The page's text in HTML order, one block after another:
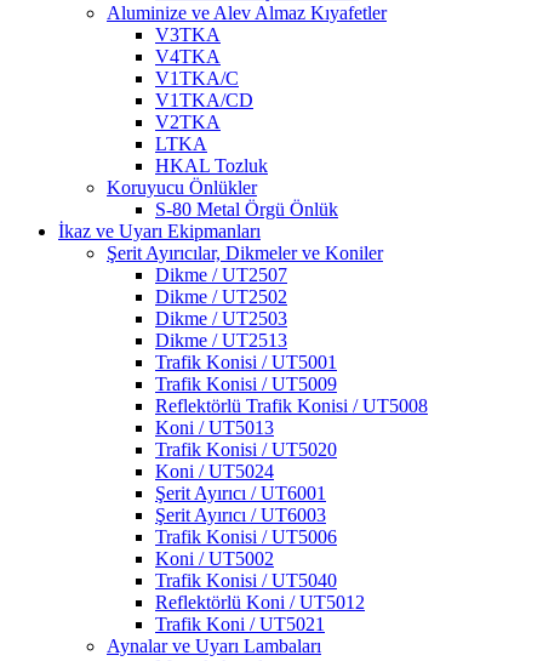
Aluminize ve Alev Almaz Kıyafetler
V3TKA
V4TKA
V1TKA/C
V1TKA/CD
V2TKA
LTKA
HKAL Tozluk
Koruyucu Önlükler
S-80 Metal Örgü Önlük
İkaz ve Uyarı Ekipmanları
Şerit Ayırıcılar, Dikmeler ve Koniler
Dikme / UT2507
Dikme / UT2502
Dikme / UT2503
Dikme / UT2513
Trafik Konisi / UT5001
Trafik Konisi / UT5009
Reflektörlü Trafik Konisi / UT5008
Koni / UT5013
Trafik Konisi / UT5020
Koni / UT5024
Şerit Ayırıcı / UT6001
Şerit Ayırıcı / UT6003
Trafik Konisi / UT5006
Koni / UT5002
Trafik Konisi / UT5040
Reflektörlü Koni / UT5012
Trafik Koni / UT5021
Aynalar ve Uyarı Lambaları